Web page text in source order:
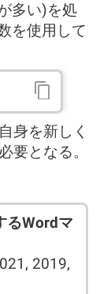
多い)を処
を使用して
身を新しく
要となる。
るWordマ
2019,